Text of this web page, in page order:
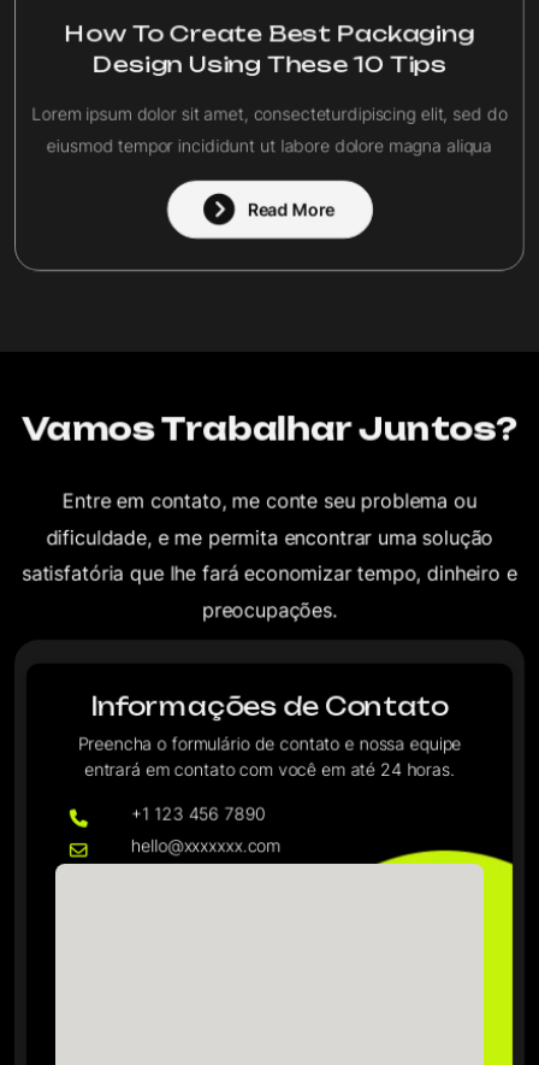
How To Create Best Packaging
Design Using These 10 Tips
Lorem ipsum dolor sit amet, consecteturdipiscing elit, sed do
eiusmod tempor incididunt ut labore dolore magna aliqua
Read More
Vamos Trabalhar Juntos?
Entre em contato, me conte seu problema ou
dificuldade, e me permita encontrar uma solução
satisfatória que lhe fará economizar tempo, dinheiro e
preocupações.
Informações de Contato
Preencha o formulário de contato e nossa equipe
entrará em contato com você em até 24 horas.
+1 123 456 7890
hello@xxxxxxx.com